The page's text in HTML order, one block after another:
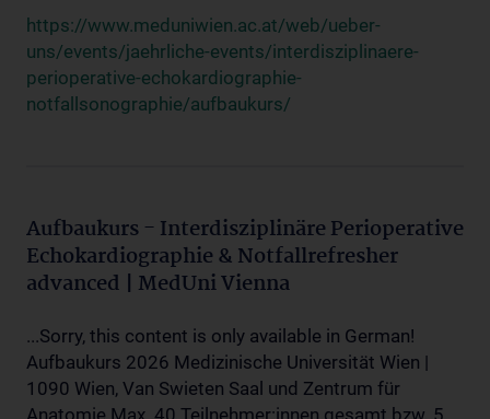
https://www.meduniwien.ac.at/web/ueber-
uns/events/jaehrliche-events/interdisziplinaere-
perioperative-echokardiographie-
notfallsonographie/aufbaukurs/
Aufbaukurs - Interdisziplinäre Perioperative
Echokardiographie & Notfallrefresher
advanced | MedUni Vienna
...Sorry, this content is only available in German!
Aufbaukurs 2026 Medizinische Universität Wien |
1090 Wien, Van Swieten Saal und Zentrum für
Anatomie Max. 40 Teilnehmer:innen gesamt bzw. 5